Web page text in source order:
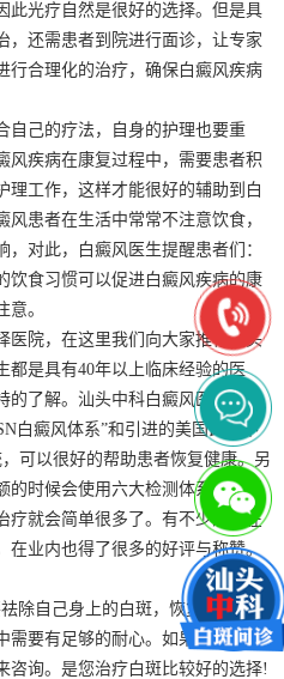
此光疗自然是很好的选择。但是具
，还需患者到院进行面诊，让专家
行合理化的治疗，确保白癜风疾病
自己的疗法，自身的护理也要重
风疾病在康复过程中，需要患者积
理工作，这样才能很好的辅助到白
患者在生活中常常不注意饮食，
对此，白癜风医生提醒患者们：
饮食习惯可以促进白癜风疾病的康
。
医院，在这里我们向大家推荐汕头
都是具有40年以上临床经验的医
了解。汕头中科白癜风医院采用
白癜风体系”和引进的美国比较不
可以很好的帮助患者恢复健康。另
的时候会使用六大检测体系，找到
疗就会简单很多了。有不少患者在
在业内也得了很多的好评与称赞。
除自己身上的白斑，恢复健康并不
需要有足够的耐心。如果您还有不
咨询。是您治疗白斑比较好的选择!